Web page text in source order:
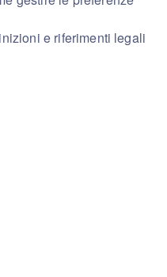
e riferimenti legali